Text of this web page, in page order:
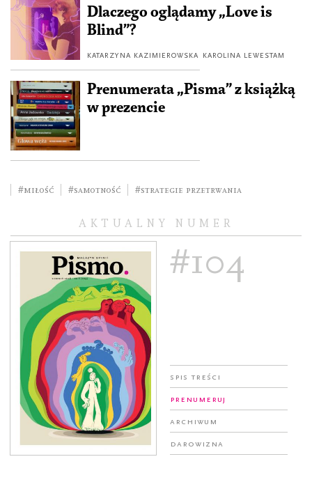
Dlaczego oglądamy „Love is
Blind”?
KATARZYNA KAZIMIEROWSKA KAROLINA LEWESTAM
Prenumerata „Pisma” z książką
w prezencie
#miłość #samotność #strategie przetrwania
AKTUALNY NUMER
#104
Spis treści
Prenumeruj
Archiwum
Darowizna